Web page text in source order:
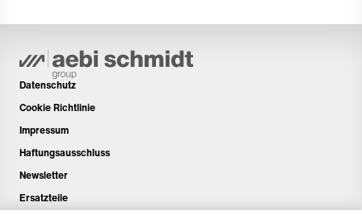
Datenschutz
Cookie Richtlinie
Impressum
Haftungsausschluss
Newsletter
Ersatzteile